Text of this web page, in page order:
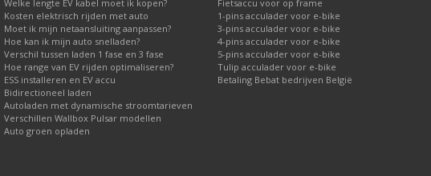
Welke lengte EV kabel moet ik kopen?
Kosten elektrisch rijden met auto
Moet ik mijn netaansluiting aanpassen?
Hoe kan ik mijn auto snelladen?
Verschil tussen laden 1 fase en 3 fase
Hoe range van EV rijden optimaliseren?
ESS installeren en EV accu
Bidirectioneel laden
Autoladen met dynamische stroomtarieven
Verschillen Wallbox Pulsar modellen
Auto groen opladen
Fietsaccu voor op frame
1-pins acculader voor e-bike
3-pins acculader voor e-bike
4-pins acculader voor e-bike
5-pins acculader voor e-bike
Tulip acculader voor e-bike
Betaling Bebat bedrijven België